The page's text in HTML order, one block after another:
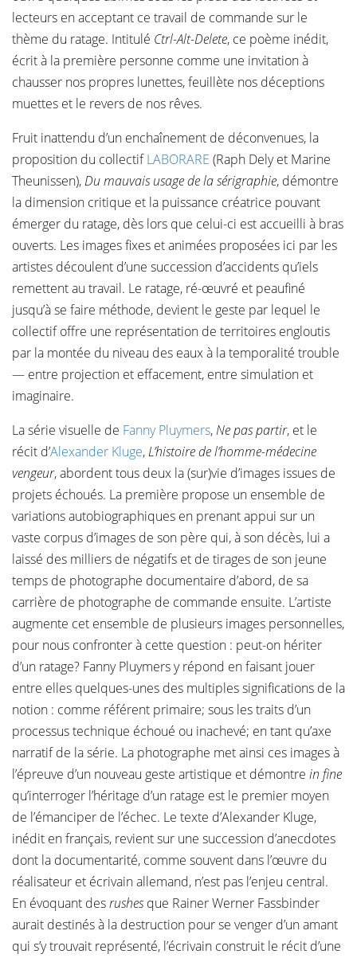
lecteurs en acceptant ce travail de commande sur le
thème du ratage. Intitulé Ctrl-Alt-Delete, ce poème inédit,
écrit à la première personne comme une invitation à
chausser nos propres lunettes, feuillète nos déceptions
muettes et le revers de nos rêves.
Fruit inattendu d’un enchaînement de déconvenues, la
proposition du collectifLABORARE (Raph Dely et Marine
Theunissen),Du mauvais usage de la sérigraphie, démontre
la dimension critique et la puissance créatrice pouvant
émerger du ratage, dès lors que celui-ci est accueilli à bras
ouverts. Les images fixes et animées proposées ici par les
artistes découlent d’une succession d’accidents qu’iels
remettent au travail. Le ratage, ré-œuvré et peaufiné
jusqu’à se faire méthode, devient le geste par lequel le
collectif offre une représentation de territoires engloutis
par la montée du niveau des eaux à la temporalité trouble
— entre projection et effacement, entre simulation et
imaginaire.
La série visuelle de Fanny Pluymers,Ne pas partir, et le
récit d’Alexander Kluge,L’histoire de l’homme-médecine
vengeur, abordent tous deux la (sur)vie d’images issues de
projets échoués. La première propose un ensemble de
variations autobiographiques en prenant appui sur un
vaste corpus d’images de son père qui, à son décès, lui a
laissé des milliers de négatifs et de tirages de son jeune
temps de photographe documentaire d’abord, de sa
carrière de photographe de commande ensuite. L’artiste
augmente cet ensemble de plusieurs images personnelles,
pour nous confronter à cette question : peut-on hériter
d’un ratage? Fanny Pluymers y répond en faisant jouer
entre elles quelques-unes des multiples significations de la
notion : comme référent primaire; sous les traits d’un
processus technique échoué ou inachevé; en tant qu’axe
narratif de la série. La photographe met ainsi ces images à
l’épreuve d’un nouveau geste artistique et démontre in fine
qu’interroger l’héritage d’un ratage est le premier moyen
de l’émanciper de l’échec. Le texte d’Alexander Kluge,
inédit en français, revient sur une succession d’anecdotes
dont la documentarité, comme souvent dans l’œuvre du
réalisateur et écrivain allemand, n’est pas l’enjeu central.
En évoquant desrushesque Rainer Werner Fassbinder
aurait destinés à la destruction pour se venger d’un amant
qui s’y trouvait représenté, l’écrivain construit le récit d’une